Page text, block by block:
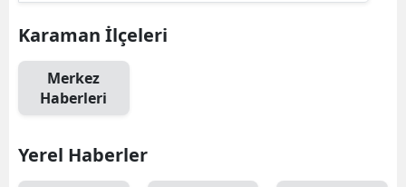
Karaman İlçeleri
Merkez
Haberleri
Yerel Haberler